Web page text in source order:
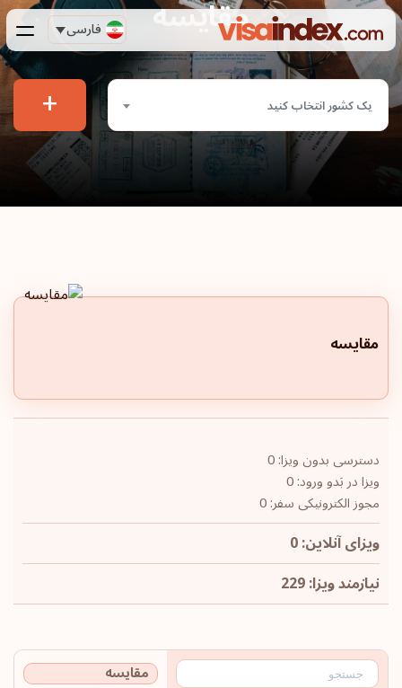
فارسی مقایسه
یک کشور انتخاب کنید +
مقایسه
دسترسی بدون ویزا: 0
ویزا در بَدو ورود: 0
مجوز الکترونیکی سفر: 0
ویزای آنلاین: 0
نیازمند ویزا: 229
مقایسه